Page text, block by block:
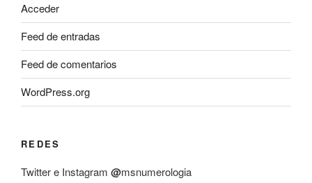
Acceder
Feed de entradas
Feed de comentarios
WordPress.org
REDES
Twitter e Instagram @msnumerologia